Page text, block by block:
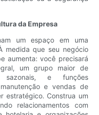
da Empresa
um espaço em uma
medida que seu negócio
aumenta: você precisará
um grupo maior de
sazonais, e funções
e vendas de
estratégico. Construa um
relacionamentos com